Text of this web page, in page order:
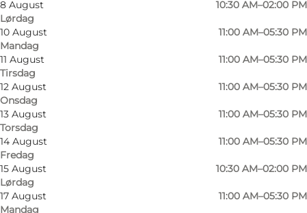
8 August
Lørdag
10:30 AM–02:00 PM
10 August
Mandag
11:00 AM–05:30 PM
11 August
Tirsdag
11:00 AM–05:30 PM
12 August
Onsdag
11:00 AM–05:30 PM
13 August
Torsdag
11:00 AM–05:30 PM
14 August
Fredag
11:00 AM–05:30 PM
15 August
Lørdag
10:30 AM–02:00 PM
17 August
Mandag
11:00 AM–05:30 PM
:
© VisitOdense
Foto: